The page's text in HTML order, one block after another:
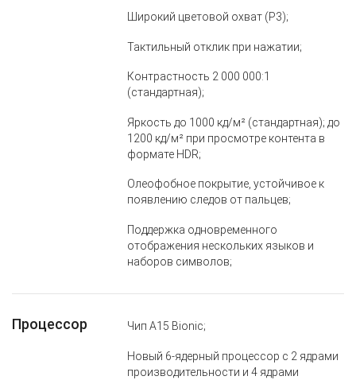
Широкий цветовой охват (P3);
Тактильный отклик при нажатии;
Контрастность 2 000 000:1
(стандартная);
Яркость до 1000 кд/м² (стандартная); до
1200 кд/м² при просмотре контента в
формате HDR;
Олеофобное покрытие, устойчивое к
появлению следов от пальцев;
Поддержка одновременного
отображения нескольких языков и
наборов символов;
Процессор Чип A15 Bionic;
Новый 6‑ядерный процессор с 2 ядрами
производительности и 4 ядрами